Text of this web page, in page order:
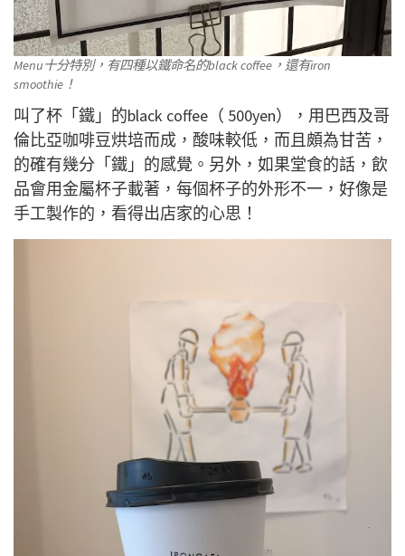
Menu十分特別，有四種以鐵命名的black coffee，還有iron
smoothie！
叫了杯「鐵」的black coffee（ 500yen），用巴西及哥
倫比亞咖啡豆烘培而成，酸味較低，而且頗為甘苦，
的確有幾分「鐵」的感覺。另外，如果堂食的話，飲
品會用金屬杯子載著，每個杯子的外形不一，好像是
手工製作的，看得出店家的心思！